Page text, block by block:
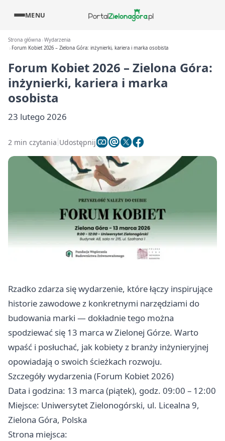
MENU
Strona główna Wydarzenia
Forum Kobiet 2026 – Zielona Góra: inżynierki, kariera i marka osobista
Forum Kobiet 2026 – Zielona Góra:
inżynierki, kariera i marka
osobista
23 lutego 2026
2 min czytania Udostępnij
Rzadko zdarza się wydarzenie, które łączy inspirujące
historie zawodowe z konkretnymi narzędziami do
budowania marki — dokładnie tego można
spodziewać się 13 marca w Zielonej Górze. Warto
wpaść i posłuchać, jak kobiety z branży inżynieryjnej
opowiadają o swoich ścieżkach rozwoju.
Szczegóły wydarzenia (Forum Kobiet 2026)
Data i godzina: 13 marca (piątek), godz. 09:00 – 12:00
Miejsce: Uniwersytet Zielonogórski, ul. Licealna 9,
Zielona Góra, Polska
Strona miejsca: